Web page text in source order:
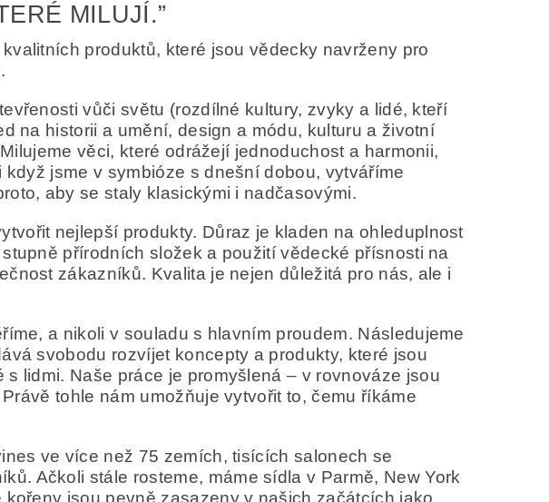
MILUJÍ.”
produktů, které jsou vědecky navrženy pro
vůči světu (rozdílné kultury, zvyky a lidé, kteří
na historii a umění, design a módu, kulturu a životní
věci, které odrážejí jednoduchost a harmonii,
jsme v symbióze s dnešní dobou, vytváříme
aby se staly klasickými i nadčasovými.
nejlepší produkty. Důraz je kladen na ohleduplnost
přírodních složek a použití vědecké přísnosti na
zákazníků. Kvalita je nejen důležitá pro nás, ale i
a nikoli v souladu s hlavním proudem. Následujeme
svobodu rozvíjet koncepty a produkty, které jsou
lidmi. Naše práce je promyšlená – v rovnováze jsou
tohle nám umožňuje vytvořit to, čemu říkáme
ve více než 75 zemích, tisících salonech se
Ačkoli stále rosteme, máme sídla v Parmě, New York